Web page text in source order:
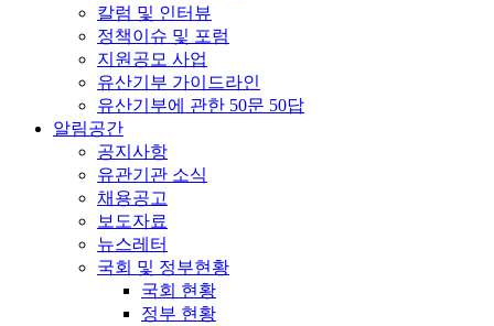
칼럼 및 인터뷰
정책이슈 및 포럼
지원공모 사업
유산기부 가이드라인
유산기부에 관한 50문 50답
알림공간
공지사항
유관기관 소식
채용공고
보도자료
뉴스레터
국회 및 정부현황
국회 현황
정부 현황